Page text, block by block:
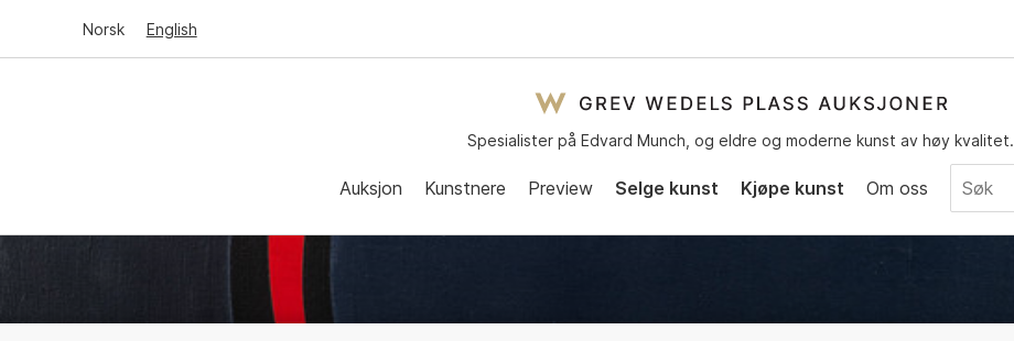
Norsk English
Spesialister på Edvard Munch, og eldre og moderne kunst av høy kvalitet.
Auksjon Kunstnere Preview Selge kunst Kjøpe kunst Om oss